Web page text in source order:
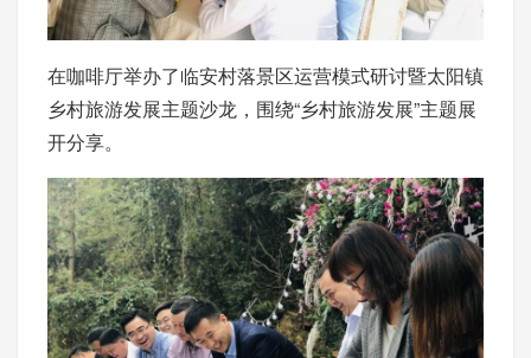
在咖啡厅举办了临安村落景区运营模式研讨暨太阳镇
乡村旅游发展主题沙龙，围绕“乡村旅游发展”主题展
开分享。